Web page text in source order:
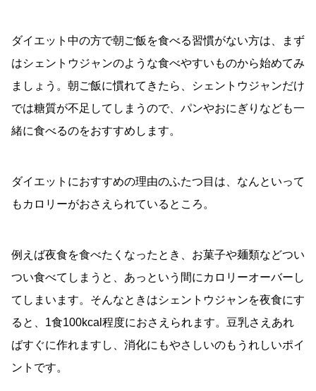
ダイエット中の方で朝ご飯を食べる習慣がない方は、まず
はシェントウジャンのような食べやすいものから始めてみ
ましょう。朝ご飯に慣れてきたら、シェントウジャンだけ
では糖質が不足してしまうので、パンやおにぎりなども一
緒に食べるのをおすすめします。
ダイエットにおすすめの理由のふたつ目は、なんといって
もカロリーがおさえられているところ。
例えば夜食を食べたくなったとき、お菓子や麺類などつい
つい食べてしまうと、あっという間にカロリーオーバーし
てしまいます。そんなときはシェントウジャンを夜食にす
ると、1食100kcal程度におさえられます。豆乳さえあれ
ばすぐに作れますし、消化にもやさしいのもうれしいポイ
ントです。